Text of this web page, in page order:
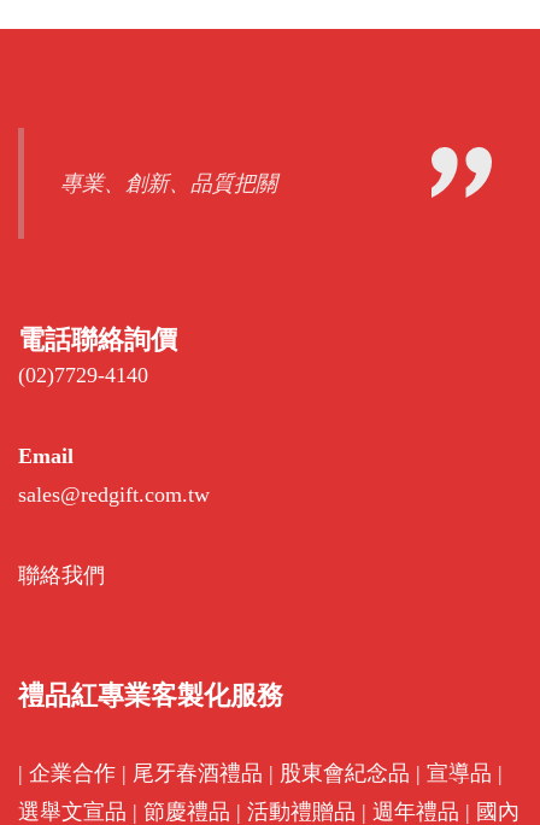
專業、創新、品質把關
電話聯絡詢價
(02)7729-4140
Email
sales@redgift.com.tw
聯絡我們
禮品紅專業客製化服務
| 企業合作 | 尾牙春酒禮品 | 股東會紀念品 | 宣導品 |
選舉文宣品 | 節慶禮品 | 活動禮贈品 | 週年禮品 | 國內